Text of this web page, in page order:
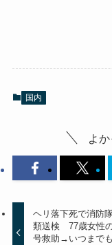
国内
よ
ヘリ落下死で消防
類送検 77歳女性
号救助→いつまで